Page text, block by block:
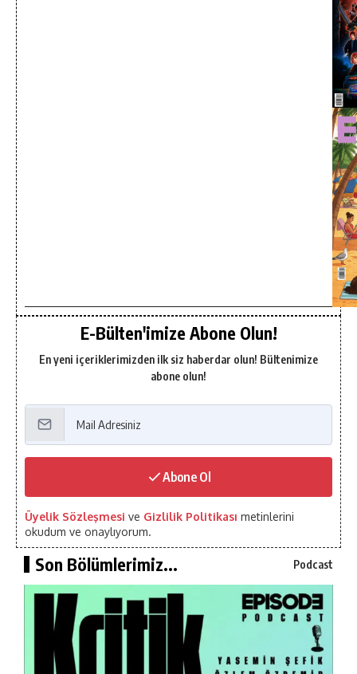
E-Bülten'imize Abone Olun!
En yeni içeriklerimizden ilk siz haberdar olun! Bültenimize
abone olun!
Abone Ol
Üyelik Sözleşmesi ve Gizlilik Politikası metinlerini
okudum ve onaylıyorum.
Son Bölümlerimiz... Podcast